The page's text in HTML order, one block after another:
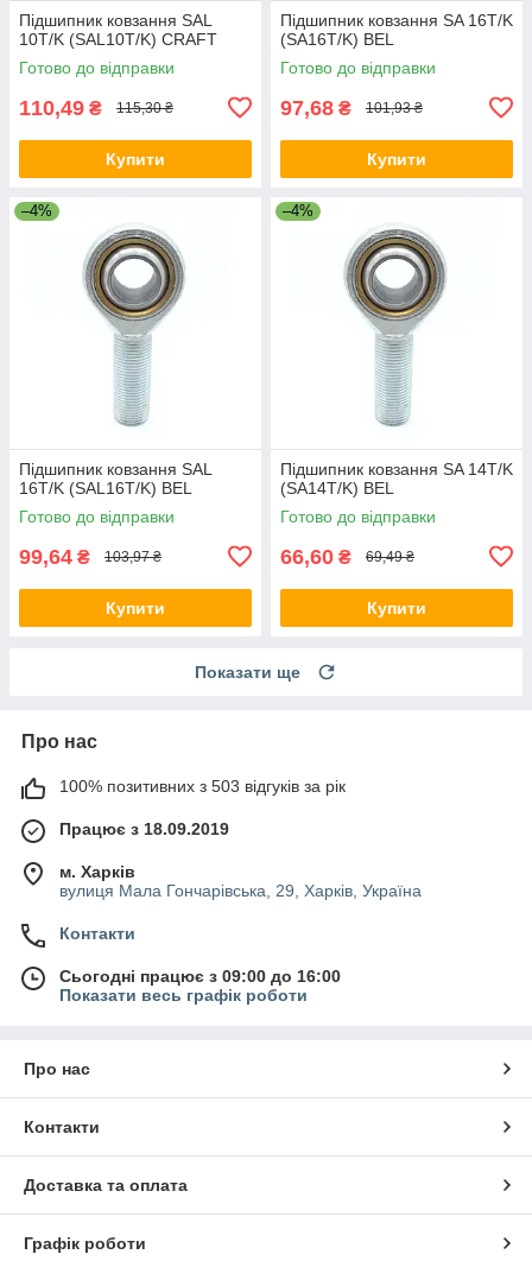
Підшипник ковзання SAL
10T/K (SAL10T/K) CRAFT
Готово до відправки
110,49 ₴ 115,30 ₴
Купити
Підшипник ковзання SA 16T/K
(SA16T/K) BEL
Готово до відправки
97,68 ₴ 101,93 ₴
Купити
–4%
Підшипник ковзання SAL
16T/K (SAL16T/K) BEL
Готово до відправки
99,64 ₴ 103,97 ₴
Купити
–4%
Підшипник ковзання SA 14T/K
(SA14T/K) BEL
Готово до відправки
66,60 ₴ 69,49 ₴
Купити
Показати ще
Про нас
100% позитивних з 503 відгуків за рік
Працює з 18.09.2019
м. Харків
вулиця Мала Гончарівська, 29, Харків, Україна
Контакти
Сьогодні працює з 09:00 до 16:00
Показати весь графік роботи
Про нас
Контакти
Доставка та оплата
Графік роботи